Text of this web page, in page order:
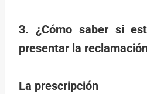
3. ¿Cómo saber si
presentar la
La prescripción